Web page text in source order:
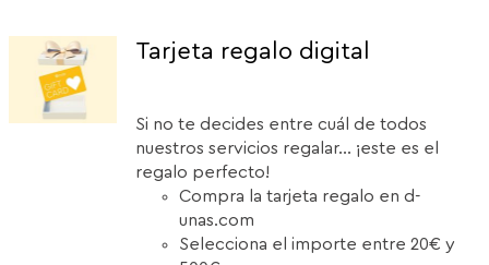
Tarjeta regalo digital
Si no te decides entre cuál de todos
nuestros servicios regalar... ¡este es el
regalo perfecto!
Compra la tarjeta regalo en d-
unas.com
Selecciona el importe entre 20€ y